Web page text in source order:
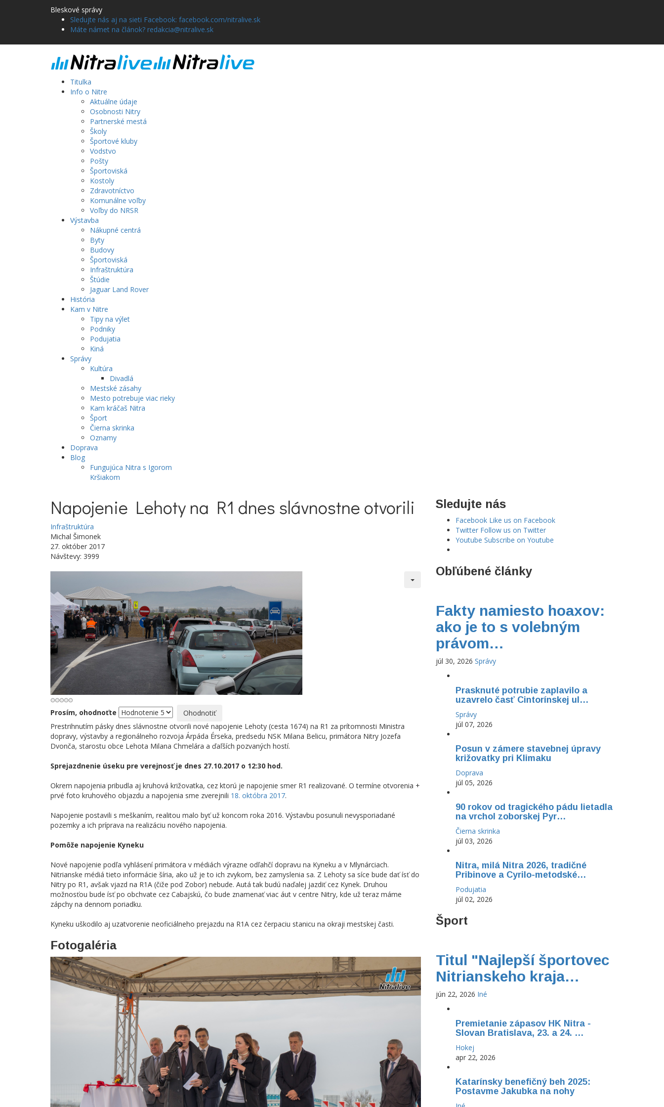
Bleskové správy
Sledujte nás aj na sieti Facebook: facebook.com/nitralive.sk
Máte námet na článok? redakcia@nitralive.sk
Titulka
Info o Nitre
Aktuálne údaje
Osobnosti Nitry
Partnerské mestá
Školy
Športové kluby
Vodstvo
Pošty
Športoviská
Kostoly
Zdravotníctvo
Komunálne voľby
Voľby do NRSR
Výstavba
Nákupné centrá
Byty
Budovy
Športoviská
Infraštruktúra
Štúdie
Jaguar Land Rover
História
Kam v Nitre
Tipy na výlet
Podniky
Podujatia
Kiná
Správy
Kultúra
Divadlá
Mestské zásahy
Mesto potrebuje viac rieky
Kam kráčaš Nitra
Šport
Čierna skrinka
Oznamy
Doprava
Blog
Fungujúca Nitra s Igorom
Kršiakom
Napojenie Lehoty na R1 dnes slávnostne otvorili
Infraštruktúra
Michal Šimonek
27. október 2017
Návštevy: 3999
Prosím, ohodnoťte
Prestrihnutím pásky dnes slávnostne otvorili nové napojenie Lehoty (cesta 1674) na R1 za prítomnosti Ministra
dopravy, výstavby a regionálneho rozvoja Árpáda Érseka, predsedu NSK Milana Belicu, primátora Nitry Jozefa
Dvonča, starostu obce Lehota Milana Chmelára a ďaľších pozvaných hostí.
Sprejazdnenie úseku pre verejnosť je dnes 27.10.2017 o 12:30 hod.
Okrem napojenia pribudla aj kruhová križovatka, cez ktorú je napojenie smer R1 realizované. O termíne otvorenia +
prvé foto kruhového objazdu a napojenia sme zverejnili 18. októbra 2017.
Napojenie postavili s meškaním, realitou malo byť už koncom roka 2016. Výstavbu posunuli nevysporiadané
pozemky a ich príprava na realizáciu nového napojenia.
Pomôže napojenie Kyneku
Nové napojenie podľa vyhlásení primátora v médiách výrazne odľahčí dopravu na Kyneku a v Mlynárciach.
Nitrianske médiá tieto informácie šíria, ako už je to ich zvykom, bez zamyslenia sa. Z Lehoty sa síce bude dať ísť do
Nitry po R1, avšak vjazd na R1A (čiže pod Zobor) nebude. Autá tak budú naďalej jazdiť cez Kynek. Druhou
možnosťou bude ísť po obchvate cez Cabajskú, čo bude znamenať viac áut v centre Nitry, kde už teraz máme
zápchy na dennom poriadku.
Kyneku uškodilo aj uzatvorenie neoficiálneho prejazdu na R1A cez čerpaciu stanicu na okraji mestskej časti.
Fotogaléria
Sledujte nás
Facebook Like us on Facebook
Twitter Follow us on Twitter
Youtube Subscribe on Youtube
Obľúbené články
Fakty namiesto hoaxov:
ako je to s volebným
právom…
júl 30, 2026 Správy
Prasknuté potrubie zaplavilo a
uzavrelo časť Cintorínskej ul…
Správy
júl 07, 2026
Posun v zámere stavebnej úpravy
križovatky pri Klimaku
Doprava
júl 05, 2026
90 rokov od tragického pádu lietadla
na vrchol zoborskej Pyr…
Čierna skrinka
júl 03, 2026
Nitra, milá Nitra 2026, tradičné
Pribinove a Cyrilo-metodské…
Podujatia
júl 02, 2026
Šport
Titul "Najlepší športovec
Nitrianskeho kraja…
jún 22, 2026 Iné
Premietanie zápasov HK Nitra -
Slovan Bratislava, 23. a 24. …
Hokej
apr 22, 2026
Katarínsky benefičný beh 2025:
Postavme Jakubka na nohy